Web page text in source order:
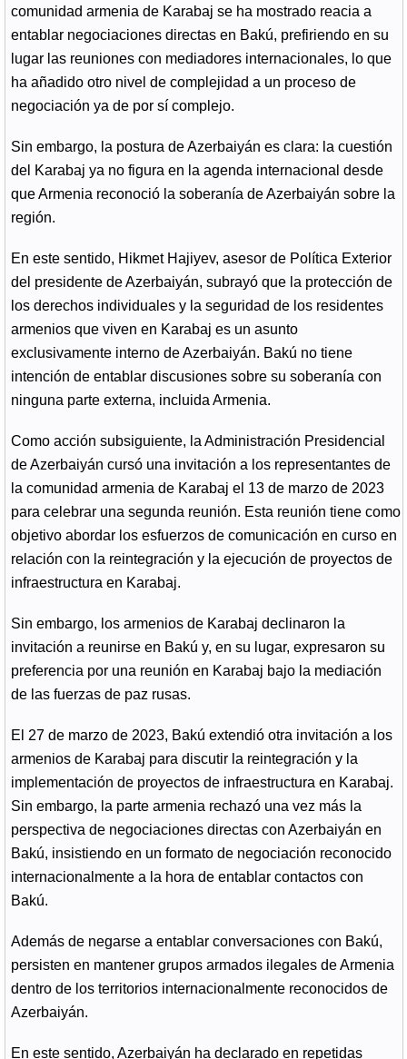
comunidad armenia de Karabaj se ha mostrado reacia a
entablar negociaciones directas en Bakú, prefiriendo en su
lugar las reuniones con mediadores internacionales, lo que
ha añadido otro nivel de complejidad a un proceso de
negociación ya de por sí complejo.
Sin embargo, la postura de Azerbaiyán es clara: la cuestión
del Karabaj ya no figura en la agenda internacional desde
que Armenia reconoció la soberanía de Azerbaiyán sobre la
región.
En este sentido, Hikmet Hajiyev, asesor de Política Exterior
del presidente de Azerbaiyán, subrayó que la protección de
los derechos individuales y la seguridad de los residentes
armenios que viven en Karabaj es un asunto
exclusivamente interno de Azerbaiyán. Bakú no tiene
intención de entablar discusiones sobre su soberanía con
ninguna parte externa, incluida Armenia.
Como acción subsiguiente, la Administración Presidencial
de Azerbaiyán cursó una invitación a los representantes de
la comunidad armenia de Karabaj el 13 de marzo de 2023
para celebrar una segunda reunión. Esta reunión tiene como
objetivo abordar los esfuerzos de comunicación en curso en
relación con la reintegración y la ejecución de proyectos de
infraestructura en Karabaj.
Sin embargo, los armenios de Karabaj declinaron la
invitación a reunirse en Bakú y, en su lugar, expresaron su
preferencia por una reunión en Karabaj bajo la mediación
de las fuerzas de paz rusas.
El 27 de marzo de 2023, Bakú extendió otra invitación a los
armenios de Karabaj para discutir la reintegración y la
implementación de proyectos de infraestructura en Karabaj.
Sin embargo, la parte armenia rechazó una vez más la
perspectiva de negociaciones directas con Azerbaiyán en
Bakú, insistiendo en un formato de negociación reconocido
internacionalmente a la hora de entablar contactos con
Bakú.
Además de negarse a entablar conversaciones con Bakú,
persisten en mantener grupos armados ilegales de Armenia
dentro de los territorios internacionalmente reconocidos de
Azerbaiyán.
En este sentido, Azerbaiyán ha declarado en repetidas